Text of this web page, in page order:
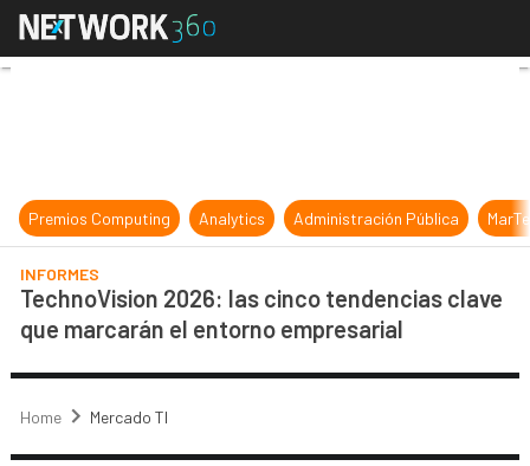
TechnoVision 2026: las cinco
Premios Computing Analytics Administración Pública
INFORMES
TechnoVision 2026: las cinco tendencias clave
que marcarán el entorno empresarial
Home Mercado TI